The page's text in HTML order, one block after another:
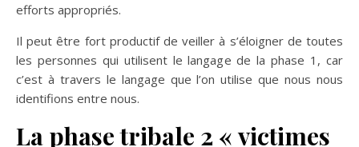
efforts appropriés.
Il peut être fort productif de veiller à s’éloigner de toutes
les personnes qui utilisent le langage de la phase 1, car
c’est à travers le langage que l’on utilise que nous nous
identifions entre nous.
La phase tribale 2 « victimes